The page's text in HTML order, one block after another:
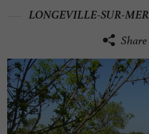
LONGEVILLE-SUR-MER
Share